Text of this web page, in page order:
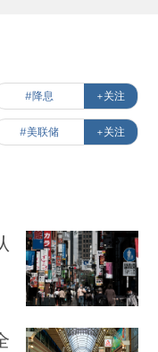
#降息 +关注
#美联储 +关注